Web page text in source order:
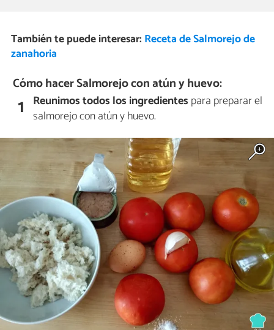
También te puede interesar: Receta de Salmorejo de
zanahoria
Cómo hacer Salmorejo con atún y huevo:
1 Reunimos todos los ingredientes para preparar el
salmorejo con atún y huevo.